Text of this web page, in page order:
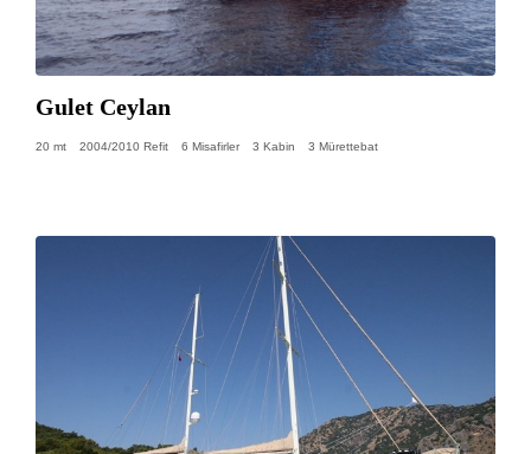
Gulet Ceylan
20 mt 2004/2010 Refit 6 Misafirler 3 Kabin 3 Mürettebat